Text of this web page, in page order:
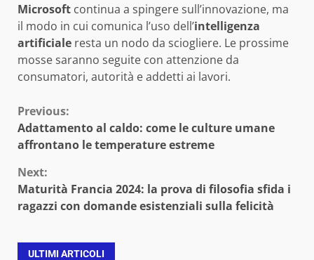
Microsoft continua a spingere sull’innovazione, ma
il modo in cui comunica l’uso dell’intelligenza
artificiale resta un nodo da sciogliere. Le prossime
mosse saranno seguite con attenzione da
consumatori, autorità e addetti ai lavori.
Continue
Reading
Previous:
Adattamento al caldo: come le culture umane
affrontano le temperature estreme
Next:
Maturità Francia 2024: la prova di filosofia sfida i
ragazzi con domande esistenziali sulla felicità
ULTIMI ARTICOLI